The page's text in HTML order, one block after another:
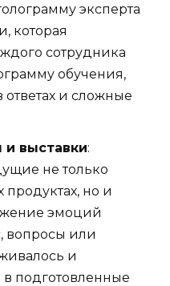
эксперта
которая
сотрудника
обучения,
и сложные
выставки:
не только
продуктах, но и
эмоций
вопросы или
и
подготовленные